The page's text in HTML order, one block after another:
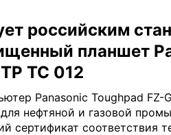
российским
планшет
ТС 012
Panasonic Toughpad FZ-
нефтяной и газовой
сертификат соответствия